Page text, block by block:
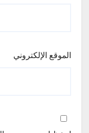
الموقع الإلكتروني